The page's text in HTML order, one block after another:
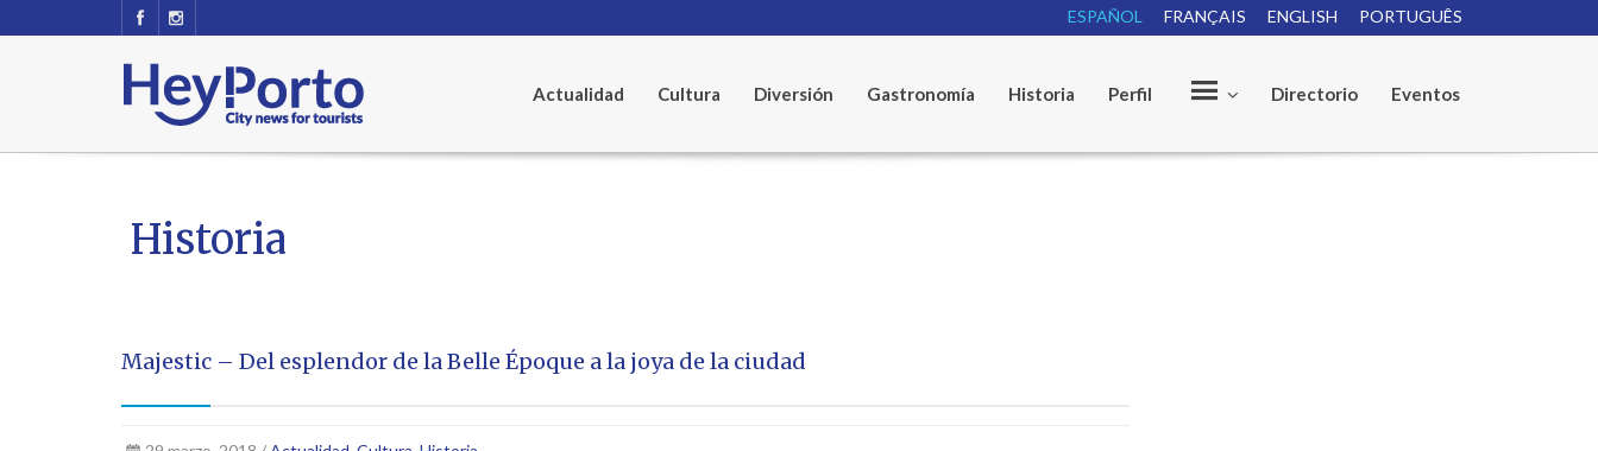
PORTUGUÊS
ENGLISH
FRANÇAIS
ESPAÑOL
Actualidad Cultura Diversión Gastronomía Historia Perfil Directorio Eventos
Historia
Majestic – Del esplendor de la Belle Époque a la joya de la ciudad